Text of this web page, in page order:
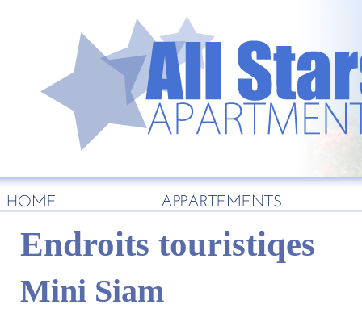
HOME APPARTEMENTS
Endroits touristiqes
Mini Siam